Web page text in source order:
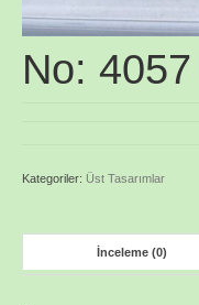
No: 4057
Kategoriler: Üst Tasarımlar
İnceleme (0)